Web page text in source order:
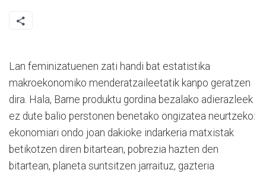
Lan feminizatuenen zati handi bat estatistika
makroekonomiko menderatzaileetatik kanpo geratzen
dira. Hala, Barne produktu gordina bezalako adierazleek
ez dute balio perstonen benetako ongizatea neurtzeko:
ekonomiari ondo joan dakioke indarkeria matxistak
betikotzen diren bitartean, pobrezia hazten den
bitartean, planeta suntsitzen jarraituz, gazteria